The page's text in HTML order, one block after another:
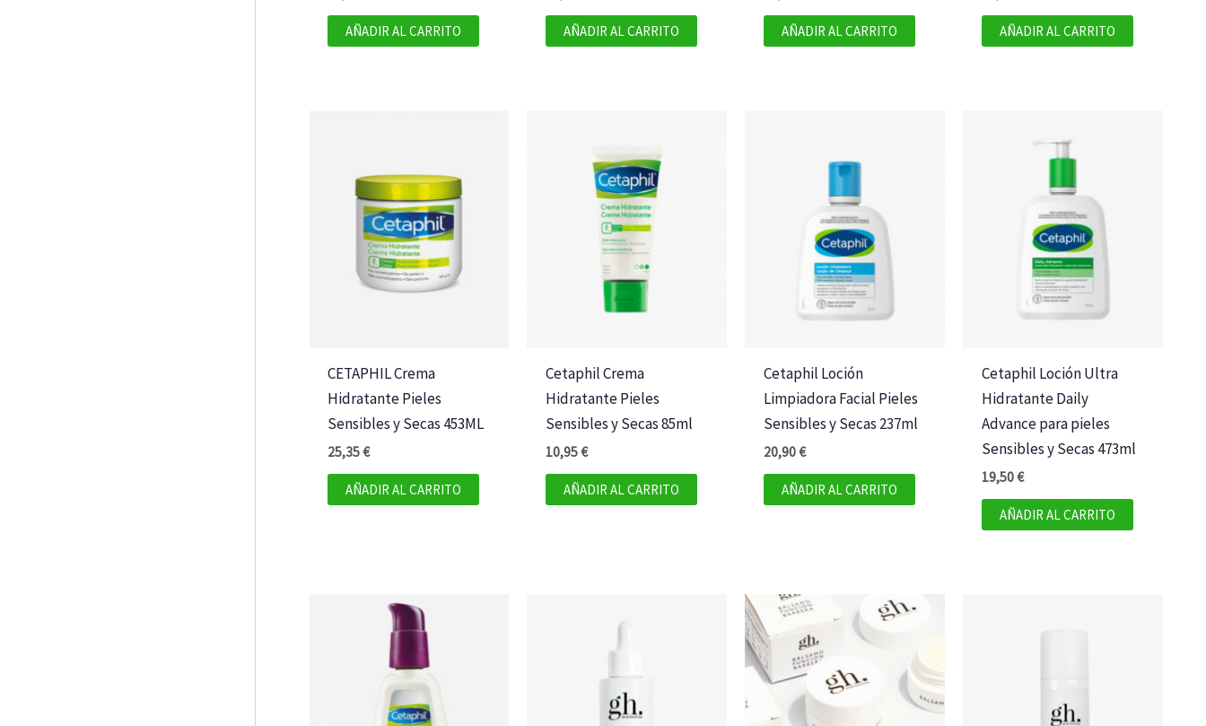
AÑADIR AL CARRITO AÑADIR AL CARRITO AÑADIR AL CARRITO AÑADIR AL CARRITO
CETAPHIL Crema
Hidratante Pieles
Sensibles y Secas 453ML
25,35€
AÑADIR AL CARRITO
Cetaphil Crema
Hidratante Pieles
Sensibles y Secas 85ml
10,95€
AÑADIR AL CARRITO
Cetaphil Loción
Limpiadora Facial Pieles
Sensibles y Secas 237ml
20,90€
AÑADIR AL CARRITO
Cetaphil Loción Ultra
Hidratante Daily
Advance para pieles
Sensibles y Secas 473ml
19,50€
AÑADIR AL CARRITO